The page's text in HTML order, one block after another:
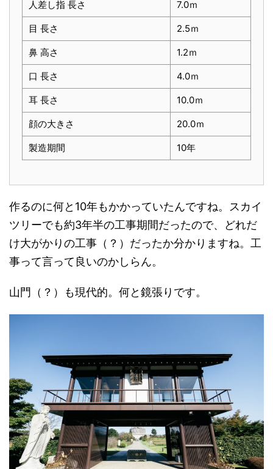
人差し指 長さ 7.0ｍ
目 長さ 2.5ｍ
鼻 高さ 1.2ｍ
口 長さ 4.0ｍ
耳 長さ 10.0ｍ
顔の大きさ 20.0ｍ
製造期間 10年
作るのに何と10年もかかっていたんですね。スカイ
ツリーでも約3年半の工事期間だったので、どれだ
け大がかりの工事（？）だったか分かりますね。工
事って言って良いのかしらん。
山門（？）も現代的。何と鏡張りです。